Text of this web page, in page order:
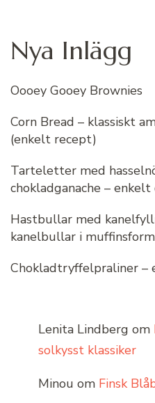
Nya Inlägg
Oooey Gooey Brownies
Corn Bread – klassiskt
(enkelt recept)
Tarteletter med
chokladganache –
Hastbullar med
kanelbullar i muffinsform
Chokladtryffelpraliner –
Lenita Lindberg om
solkysst klassiker
Minou om Finsk